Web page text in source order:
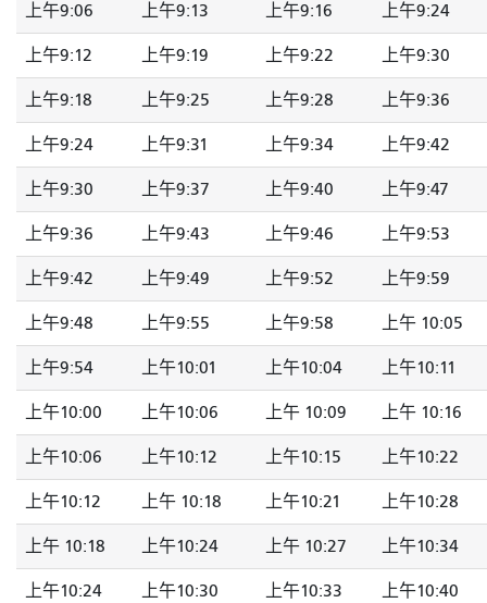
上午9:06 上午9:13 上午9:16 上午9:24
上午9:12 上午9:19 上午9:22 上午9:30
上午9:18 上午9:25 上午9:28 上午9:36
上午9:24 上午9:31 上午9:34 上午9:42
上午9:30 上午9:37 上午9:40 上午9:47
上午9:36 上午9:43 上午9:46 上午9:53
上午9:42 上午9:49 上午9:52 上午9:59
上午9:48 上午9:55 上午9:58 上午 10:05
上午9:54 上午10:01 上午10:04 上午10:11
上午10:00 上午10:06 上午 10:09 上午 10:16
上午10:06 上午10:12 上午10:15 上午10:22
上午10:12 上午 10:18 上午10:21 上午10:28
上午 10:18 上午10:24 上午 10:27 上午10:34
上午10:24 上午10:30 上午10:33 上午10:40